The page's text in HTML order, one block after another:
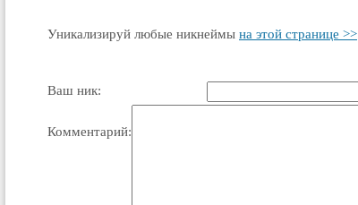
Уникализируй любые никнеймы на этой странице >>
Ваш ник:
Комментарий: